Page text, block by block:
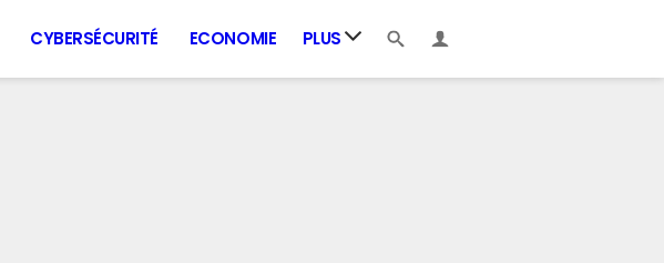
CYBERSÉCURITÉ ECONOMIE PLUS